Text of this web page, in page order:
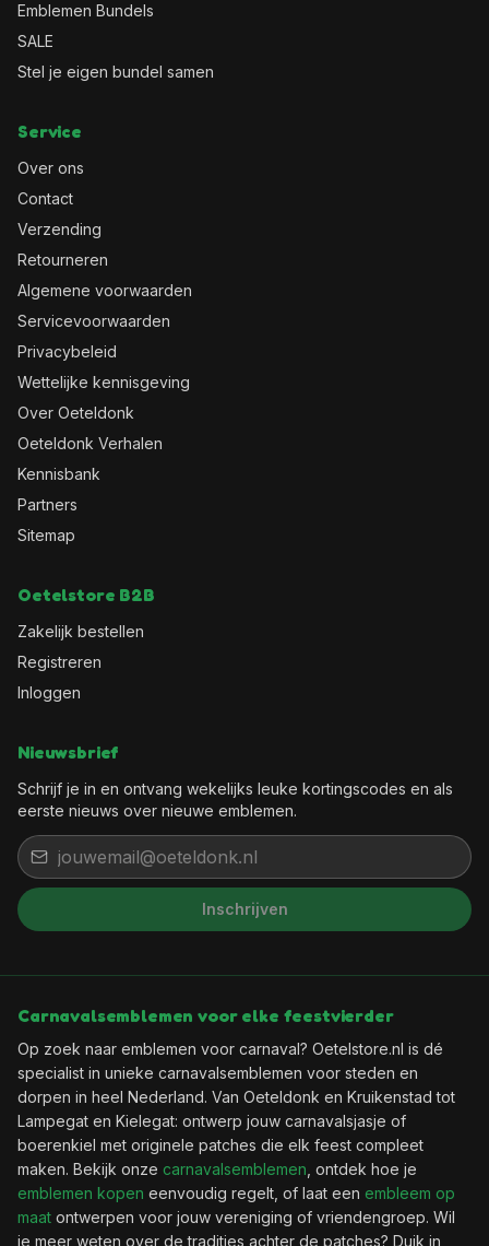
Emblemen Bundels
SALE
Stel je eigen bundel samen
Service
Over ons
Contact
Verzending
Retourneren
Algemene voorwaarden
Servicevoorwaarden
Privacybeleid
Wettelijke kennisgeving
Over Oeteldonk
Oeteldonk Verhalen
Kennisbank
Partners
Sitemap
Oetelstore B2B
Zakelijk bestellen
Registreren
Inloggen
Nieuwsbrief
Schrijf je in en ontvang wekelijks leuke kortingscodes en als
eerste nieuws over nieuwe emblemen.
Inschrijven
Carnavalsemblemen voor elke feestvierder
Op zoek naar emblemen voor carnaval? Oetelstore.nl is dé
specialist in unieke carnavalsemblemen voor steden en
dorpen in heel Nederland. Van Oeteldonk en Kruikenstad tot
Lampegat en Kielegat: ontwerp jouw carnavalsjasje of
boerenkiel met originele patches die elk feest compleet
maken. Bekijk onze carnavalsemblemen , ontdek hoe je
emblemen kopen eenvoudig regelt, of laat een embleem op
maat ontwerpen voor jouw vereniging of vriendengroep. Wil
je meer weten over de tradities achter de patches? Duik in